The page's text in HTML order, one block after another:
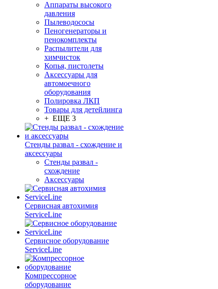
Аппараты высокого
давления
Пылеводососы
Пеногенераторы и
пенокомплекты
Распылители для
химчисток
Копья, пистолеты
Аксессуары для
автомоечного
оборудования
Полировка ЛКП
Товары для детейлинга
+ ЕЩЕ 3
Стенды развал - схождение и
аксессуары
Стенды развал -
схождение
Аксессуары
Сервисная автохимия
ServiceLine
Сервисное оборудование
ServiceLine
Компрессорное
оборудование